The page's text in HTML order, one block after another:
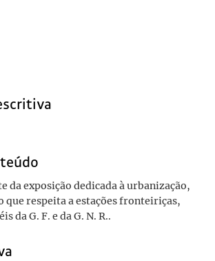
da exposição dedicada à urbanização,
que respeita a estações fronteiriças,
da G. F. e da G. N. R..